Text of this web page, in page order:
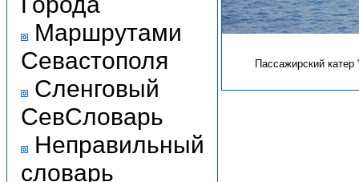
Маршрутами
Севастополя
Сленговый
СевСловарь
Неправильный
словарь
Пассажирский